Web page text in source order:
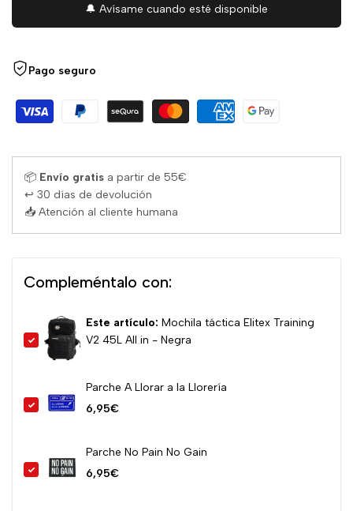
🔔 Avísame cuando esté disponible
Pago seguro
📦 Envío gratis a partir de 55€
↩ 30 días de devolución
📥 Atención al cliente humana
Compleméntalo con:
Este artículo: Mochila táctica Elitex Training
V2 45L All in - Negra
Parche A Llorar a la Llorería
Precio
6,95€
Parche No Pain No Gain
Precio
6,95€